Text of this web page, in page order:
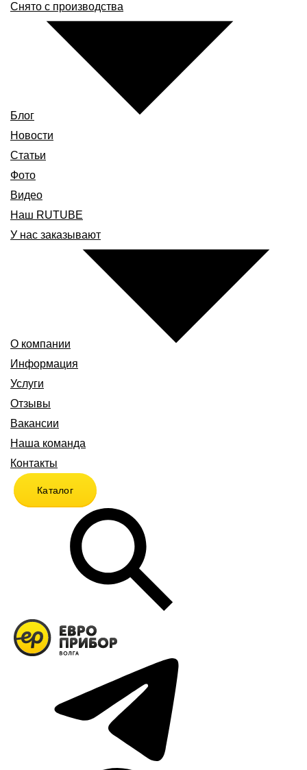
Снято с производства
Блог
Новости
Статьи
Фото
Видео
Наш RUTUBE
У нас заказывают
О компании
Информация
Услуги
Отзывы
Вакансии
Наша команда
Контакты
Каталог